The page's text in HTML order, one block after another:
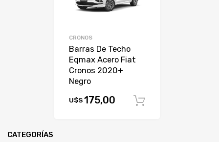
CRONOS
Barras De Techo
Eqmax Acero Fiat
Cronos 2020+
Negro
U$S175,00
CATEGORÍAS